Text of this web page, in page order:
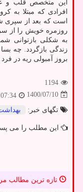
این متخصص قلب و
افرادی که مبتلا به
است که بعد از سپری
روزمره خویش را از
به شکلی بازتوانی
زندگی بازگردد. چه
بروز آمبولی ریه در
1194
1400/07/10
تگهای خبر:
این مطلب را می
تازه ترین مطالب